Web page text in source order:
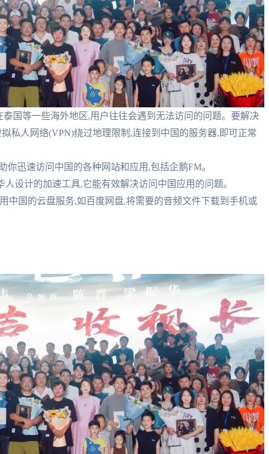
国等一些海外地区,用户往往会遇到无法访问的问题。要解决
私人网络(VPN)绕过地理限制,连接到中国的服务器,即可正常
迅速访问中国的各种网站和应用,包括企鹅FM。
设计的加速工具,它能有效解决访问中国应用的问题。
中国的云盘服务,如百度网盘,将需要的音频文件下载到手机或